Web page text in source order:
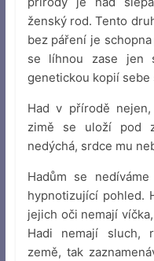
ženský rod. Tento
bez páření je
se líhnou zase jen
genetickou kopií sebe
Had v přírodě
zimě se uloží pod
nedýchá, srdce mu
Hadům se
hypnotizující pohled.
jejich oči nemají
Hadi nemají sluch,
země, tak